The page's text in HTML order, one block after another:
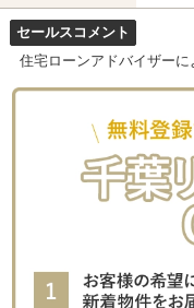
セールスコメント
住宅ローンアドバイザーに